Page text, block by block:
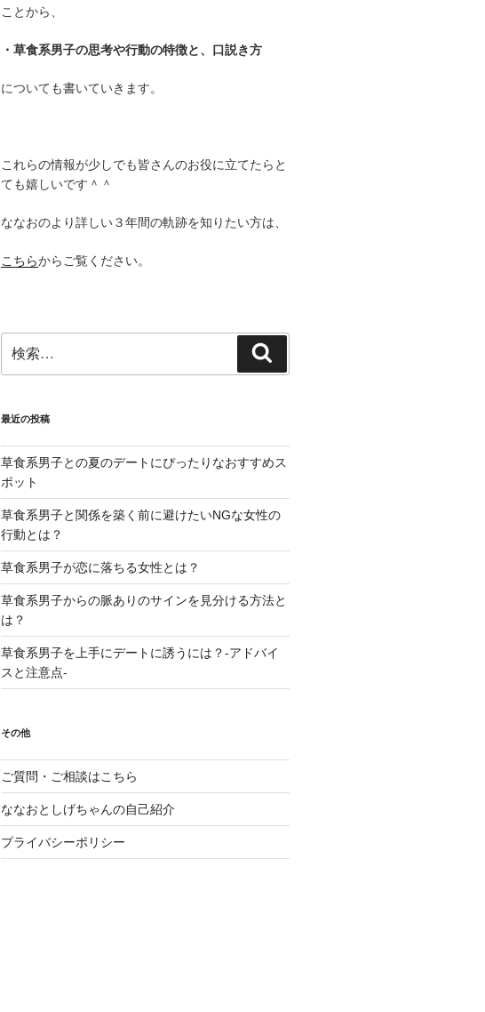
ことから、
・草食系男子の思考や行動の特徴と、口説き方
についても書いていきます。
これらの情報が少しでも皆さんのお役に立てたらと
ても嬉しいです＾＾
ななおのより詳しい３年間の軌跡を知りたい方は、
こちらからご覧ください。
索:
索
最近の投稿
草食系男子との夏のデートにぴったりなおすすめス
ポット
草食系男子と関係を築く前に避けたいNGな女性の
行動とは？
草食系男子が恋に落ちる女性とは？
草食系男子からの脈ありのサインを見分ける方法と
は？
草食系男子を上手にデートに誘うには？-アドバイ
スと注意点-
その他
ご質問・ご相談はこちら
ななおとしげちゃんの自己紹介
プライバシーポリシー